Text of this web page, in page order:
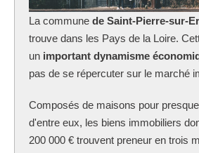
La commune de Saint-Pierre-sur-
trouve dans les Pays de la Loire.
un important dynamisme
pas de se répercuter sur le marché
Composés de maisons pour
d'entre eux, les biens immobiliers
200 000 € trouvent preneur en trois